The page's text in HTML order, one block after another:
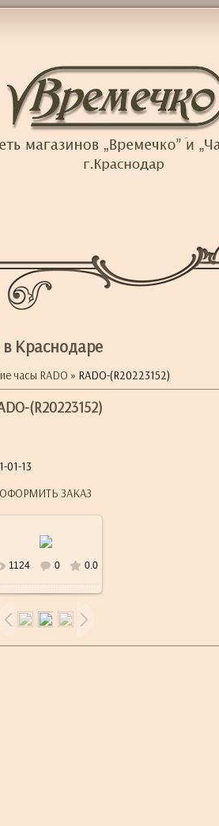
в Краснодаре
часы RADO » RADO-(R20223152)
(R20223152)
01-13
ОФОРМИТЬ ЗАКАЗ
1124 0 0.0